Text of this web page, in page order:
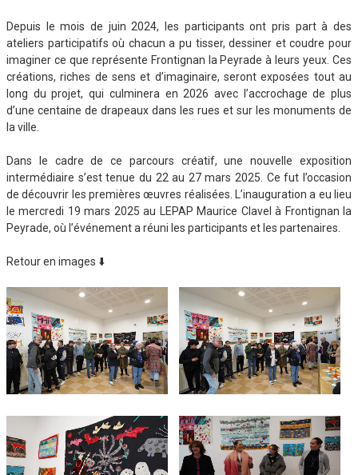
Depuis le mois de juin 2024, les participants ont pris part à des
ateliers participatifs où chacun a pu tisser, dessiner et coudre pour
imaginer ce que représente Frontignan la Peyrade à leurs yeux. Ces
créations, riches de sens et d’imaginaire, seront exposées tout au
long du projet, qui culminera en 2026 avec l’accrochage de plus
d’une centaine de drapeaux dans les rues et sur les monuments de
la ville.
Dans le cadre de ce parcours créatif, une nouvelle exposition
intermédiaire s’est tenue du 22 au 27 mars 2025. Ce fut l’occasion
de découvrir les premières œuvres réalisées. L’inauguration a eu lieu
le mercredi 19 mars 2025 au LEPAP Maurice Clavel à Frontignan la
Peyrade, où l’événement a réuni les participants et les partenaires.
Retour en images ⬇️